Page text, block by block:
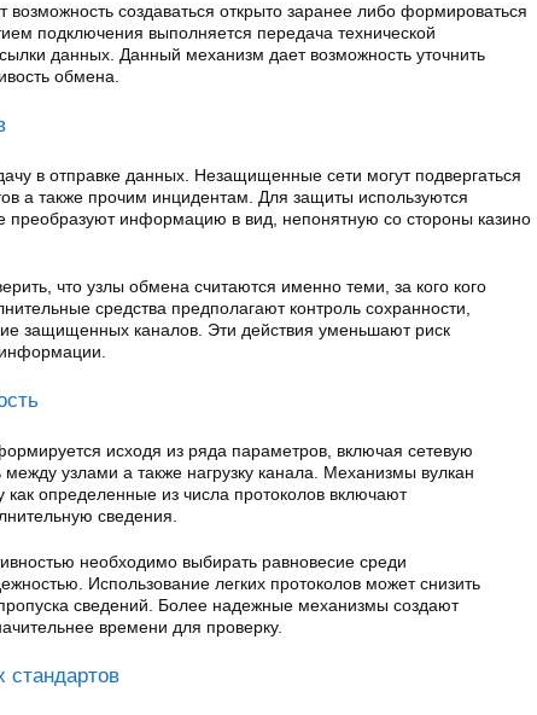
создаваться открыто заранее либо формироваться
подключения выполняется передача технической
данных. Данный механизм дает возможность уточнить
обмена.
в отправке данных. Незащищенные сети могут подвергаться
а также прочим инцидентам. Для защиты используются
преобразуют информацию в вид, непонятную со стороны казино
что узлы обмена считаются именно теми, за кого кого
средства предполагают контроль сохранности,
защищенных каналов. Эти действия уменьшают риск
исходя из ряда параметров, включая сетевую
узлами а также нагрузку канала. Механизмы вулкан
определенные из числа протоколов включают
сведения.
необходимо выбирать равновесие среди
Использование легких протоколов может снизить
сведений. Более надежные механизмы создают
времени для проверку.
стандартов